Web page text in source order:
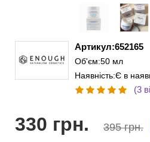
Артикул:652165
Об'єм:50 мл
Наявність:Є в
(3
330 грн. 395 грн.